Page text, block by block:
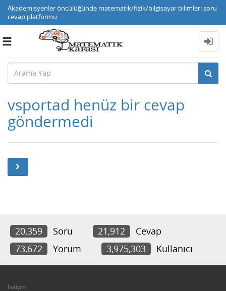
Akademisyenler öncülüğünde matematik/fizik/bilgisayar bilimleri soru
cevap platformu
Toggle
vsportad henüz bir cevap
göndermedi
20,359 Soru 21,912
Cevap
73,672
Yorum 3,975,303 Kullanıcı
İletişim